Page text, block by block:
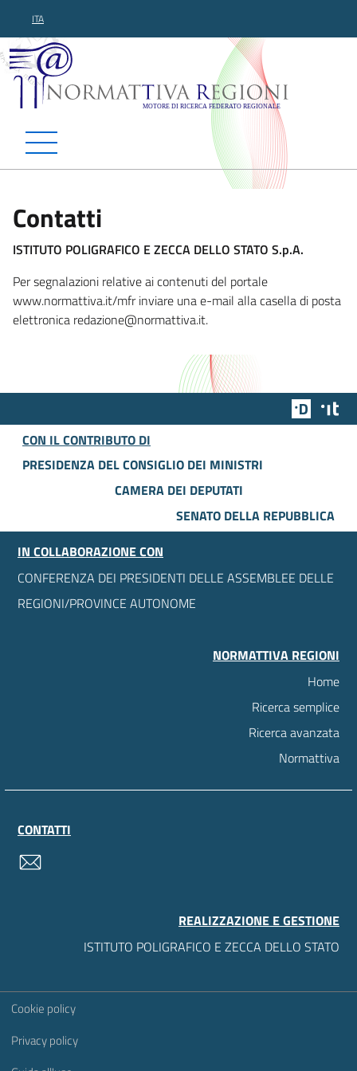
ITA
Normattiva Regioni -
Contatti
ISTITUTO POLIGRAFICO E ZECCA DELLO STATO S.p.A.
Per segnalazioni relative ai contenuti del portale
www.normattiva.it/mfr inviare una e-mail alla casella di posta
elettronica redazione@normattiva.it.
Team
CON IL CONTRIBUTO DI
PRESIDENZA DEL CONSIGLIO DEI MINISTRI
CAMERA DEI DEPUTATI
SENATO DELLA REPUBBLICA
IN COLLABORAZIONE CON
CONFERENZA DEI PRESIDENTI DELLE ASSEMBLEE DELLE
REGIONI/PROVINCE AUTONOME
NORMATTIVA REGIONI
Home
Ricerca semplice
Ricerca avanzata
Normattiva
CONTATTI
REALIZZAZIONE E GESTIONE
ISTITUTO POLIGRAFICO E ZECCA DELLO STATO
Sezione Link Utili
Cookie policy
Privacy policy